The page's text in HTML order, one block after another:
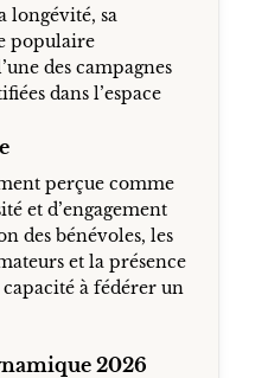
longévité, sa
populaire
des campagnes
dans l’espace
perçue comme
et d’engagement
des bénévoles, les
et la présence
à fédérer un
2026